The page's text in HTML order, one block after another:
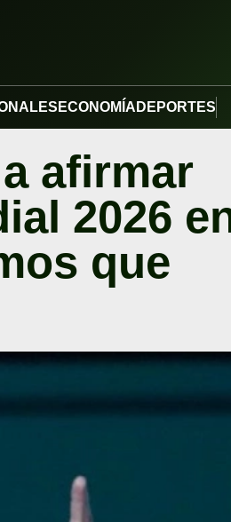
ECONOMÍA DEPORTES
afirmar
2026
que